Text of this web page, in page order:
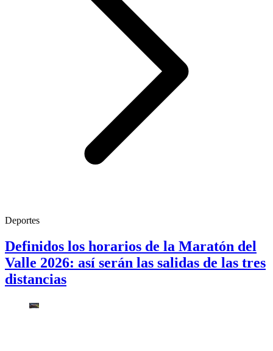
Deportes
Definidos los horarios de la Maratón del
Valle 2026: así serán las salidas de las tres
distancias